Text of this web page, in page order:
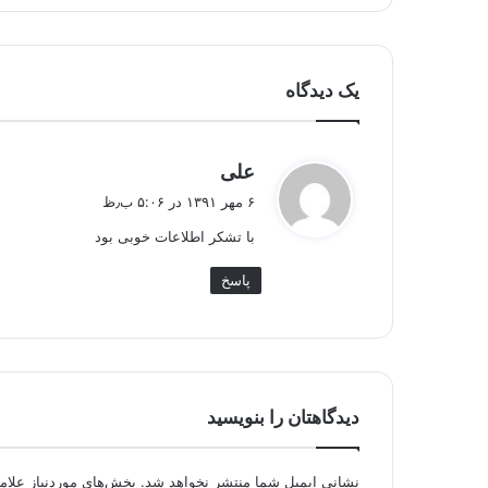
یک دیدگاه
علی
:
۶ مهر ۱۳۹۱ در ۵:۰۶ ب٫ظ
با تشکر اطلاعات خوبی بود
پاسخ
دیدگاهتان را بنویسید
نشانی ایمیل شما منتشر نخواهد شد. بخش‌های موردنیاز